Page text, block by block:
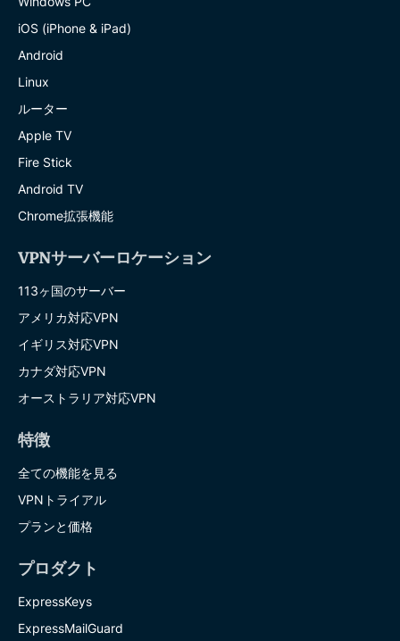
iOS (iPhone & iPad)
Android
Linux
ルーター
Apple TV
Fire Stick
Android TV
Chrome拡張機能
VPNサーバーロケーション
113ヶ国のサーバー
アメリカ対応VPN
イギリス対応VPN
カナダ対応VPN
オーストラリア対応VPN
特徴
全ての機能を見る
VPNトライアル
プランと価格
プロダクト
ExpressKeys
ExpressMailGuard